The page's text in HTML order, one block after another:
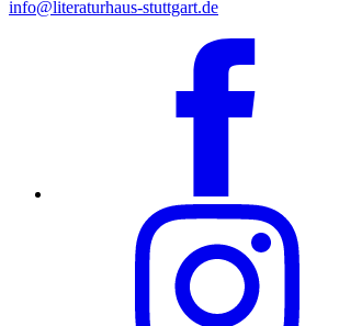
info@literaturhaus-stuttgart.de